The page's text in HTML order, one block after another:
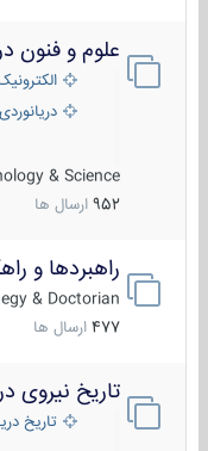
علوم و فنون
الکترونیک
دریانوردی
& Science
952 ارسال ها
راهبردها و
& Doctorian
477 ارسال ها
تاریخ نیروی
تاریخ